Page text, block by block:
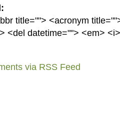
title=""> <acronym
<del datetime=""> <em>
via RSS Feed